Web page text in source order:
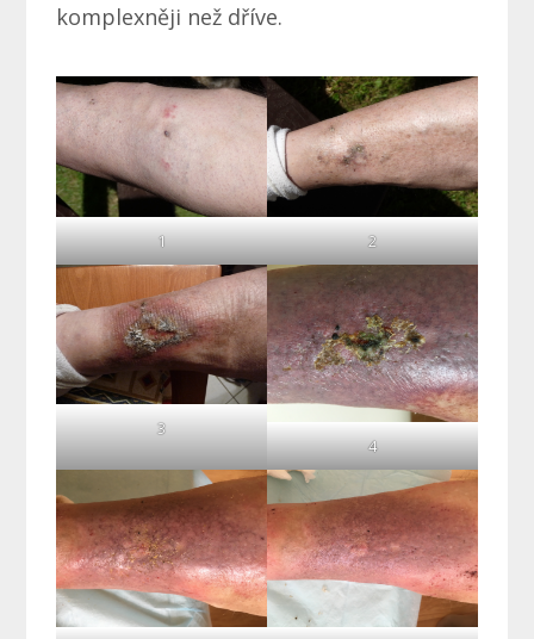
komplexněji než dříve.
1 2
3
4